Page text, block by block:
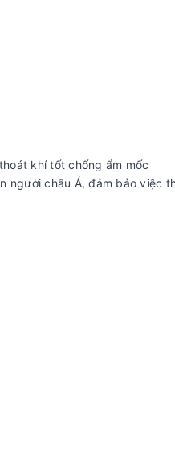
khí tốt chống ẩm mốc
người châu Á, đảm bảo việc